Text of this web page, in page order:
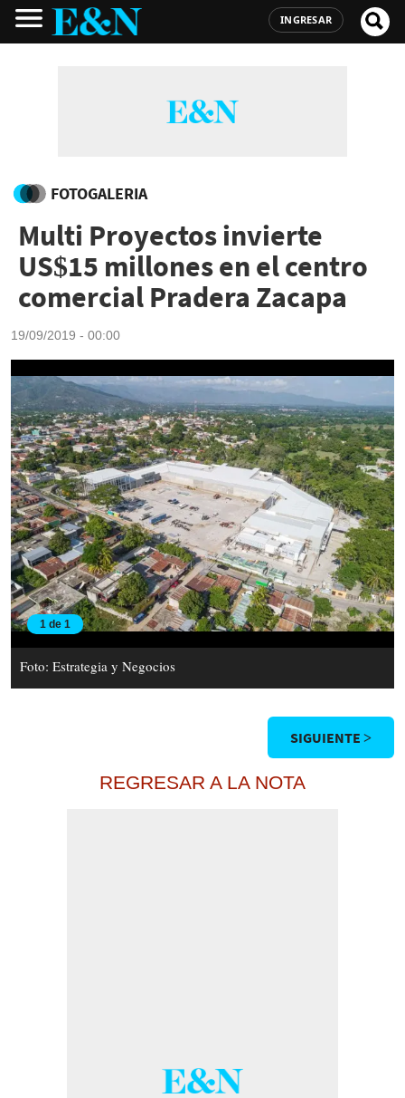
INGRESAR
FOTOGALERIA
Multi Proyectos invierte
US$15 millones en el centro
comercial Pradera Zacapa
19/09/2019 - 00:00
1 de 1
Foto: Estrategia y Negocios
SIGUIENTE >
REGRESAR A LA NOTA